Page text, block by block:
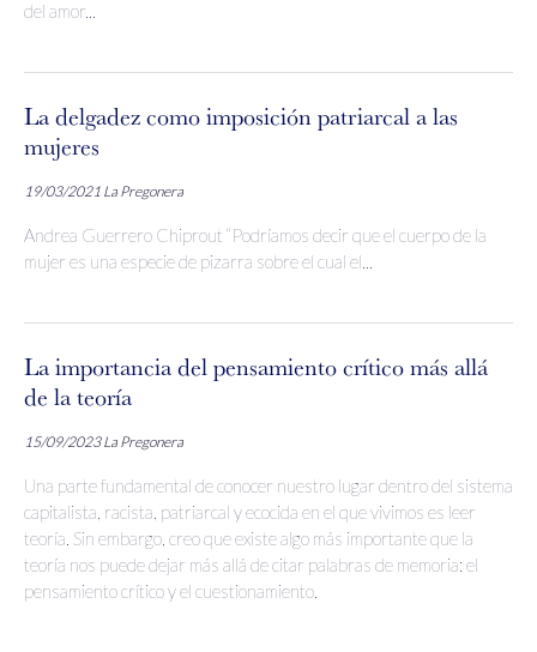
del amor...
La delgadez como imposición patriarcal a las
mujeres
19/03/2021 La Pregonera
Andrea Guerrero Chiprout “Podríamos decir que el cuerpo de la
mujer es una especie de pizarra sobre el cual el...
La importancia del pensamiento crítico más allá
de la teoría
15/09/2023 La Pregonera
Una parte fundamental de conocer nuestro lugar dentro del sistema
capitalista, racista, patriarcal y ecocida en el que vivimos es leer
teoría. Sin embargo, creo que existe algo más importante que la
teoría nos puede dejar más allá de citar palabras de memoria: el
pensamiento crítico y el cuestionamiento.